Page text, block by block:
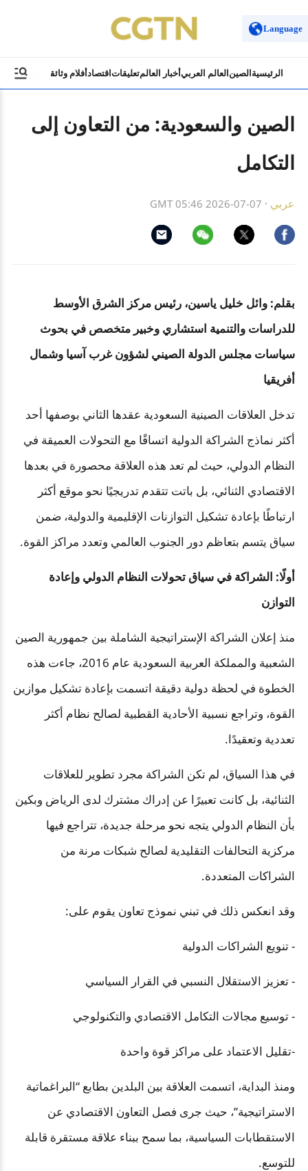
Language
الرئيسية الصين العالم العربيأخبار العالمتعليقات اقتصادأفلام وثائقية ثقافة
الصين والسعودية: من التعاون إلى
التكامل
عربي ·
GMT 05:46 2026-07-07
بقلم: وائل خليل ياسين، رئيس مركز الشرق الأوسط
للدراسات والتنمية استشاري وخبير متخصص في بحوث
سياسات مجلس الدولة الصيني لشؤون غرب آسيا وشمال
أفريقيا
تدخل العلاقات الصينية السعودية عقدها الثاني بوصفها أحد
أكثر نماذج الشراكة الدولية اتساقًا مع التحولات العميقة في
النظام الدولي، حيث لم تعد هذه العلاقة محصورة في بعدها
الاقتصادي الثنائي، بل باتت تتقدم تدريجيًا نحو موقع أكثر
ارتباطًا بإعادة تشكيل التوازنات الإقليمية والدولية، ضمن
سياق يتسم بتعاظم دور الجنوب العالمي وتعدد مراكز القوة.
أولًا: الشراكة في سياق تحولات النظام الدولي وإعادة
التوازن
منذ إعلان الشراكة الإستراتيجية الشاملة بين جمهورية الصين
الشعبية والمملكة العربية السعودية عام 2016، جاءت هذه
الخطوة في لحظة دولية دقيقة اتسمت بإعادة تشكيل موازين
القوة، وتراجع نسبية الأحادية القطبية لصالح نظام أكثر
تعددية وتعقيدًا.
في هذا السياق، لم تكن الشراكة مجرد تطوير للعلاقات
الثنائية، بل كانت تعبيرًا عن إدراك مشترك لدى الرياض وبكين
بأن النظام الدولي يتجه نحو مرحلة جديدة، تتراجع فيها
مركزية التحالفات التقليدية لصالح شبكات مرنة من
الشراكات المتعددة.
وقد انعكس ذلك في تبني نموذج تعاون يقوم على:
- تنويع الشراكات الدولية
- تعزيز الاستقلال النسبي في القرار السياسي
- توسيع مجالات التكامل الاقتصادي والتكنولوجي
-تقليل الاعتماد على مراكز قوة واحدة
ومنذ البداية، اتسمت العلاقة بين البلدين بطابع “البراغماتية
الاستراتيجية”، حيث جرى فصل التعاون الاقتصادي عن
الاستقطابات السياسية، بما سمح ببناء علاقة مستقرة قابلة
للتوسع.